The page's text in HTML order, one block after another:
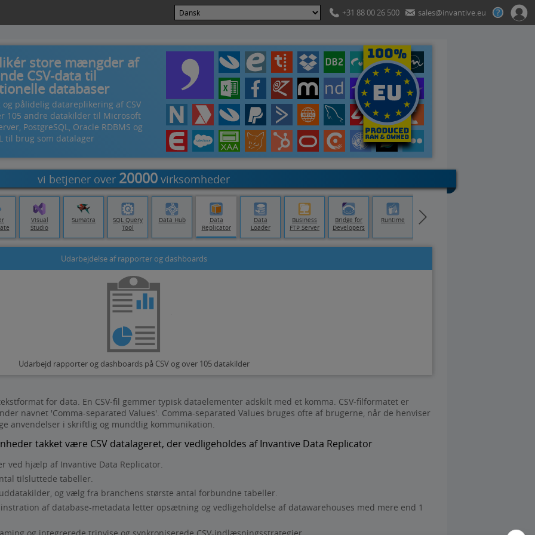
+31 88 00 26 500 sales@invantive.eu
store mængder af
CSV-data til
databaser
og pålidelig datareplikering af CSV
105 andre datakilder til Microsoft
PostgreSQL, Oracle RDBMS og
til brug som datalager
vi betjener over 20000 virksomheder
Visual
Studio
Sumatra
SQL Query
Tool
Data Hub
Data
Replicator
Data
Loader
Business
FTP Server
Bridge for
Developers
Runtime
Udarbejdelse af rapporter og dashboards
Udarbejd rapporter og dashboards på CSV og over 105 datakilder
for data. En CSV-fil gemmer typisk dataelementer adskilt med et komma. CSV-filformatet er
navnet 'Comma-separated Values'. Comma-separated Values bruges ofte af brugerne, når de henviser
anvendelser i skriftlig og mundtlig kommunikation.
takket være CSV datalageret, der vedligeholdes af Invantive Data Replicator
ved hjælp af Invantive Data Replicator.
tilsluttede tabeller.
og vælg fra branchens største antal forbundne tabeller.
af database-metadata letter opsætning og vedligeholdelse af datawarehouses med mere end 1